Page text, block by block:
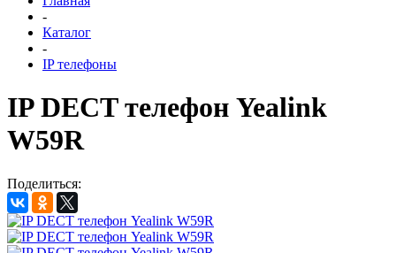
-
Каталог
-
IP телефоны
IP DECT телефон Yealink
W59R
Поделиться: